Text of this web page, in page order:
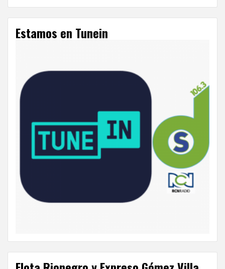
Estamos en Tunein